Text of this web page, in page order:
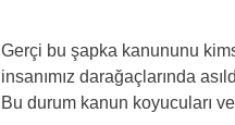
Gerçi bu şapka kanununu
insanımız darağaçlarında
Bu durum kanun koyucuları